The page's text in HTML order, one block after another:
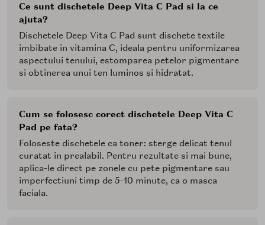
Ce sunt dischetele Deep Vita C Pad si la ce
ajuta?
Dischetele Deep Vita C Pad sunt dischete textile
imbibate in vitamina C, ideala pentru uniformizarea
aspectului tenului, estomparea petelor pigmentare
si obtinerea unui ten luminos si hidratat.
Cum se folosesc corect dischetele Deep Vita C
Pad pe fata?
Foloseste dischetele ca toner: sterge delicat tenul
curatat in prealabil. Pentru rezultate si mai bune,
aplica-le direct pe zonele cu pete pigmentare sau
imperfectiuni timp de 5-10 minute, ca o masca
faciala.